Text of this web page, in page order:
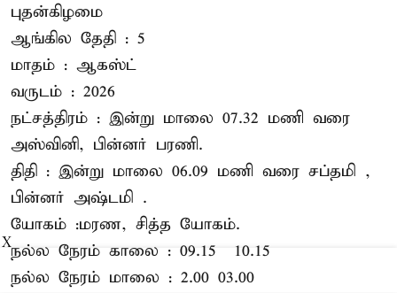
புதன்கிழமை
ஆங்கில தேதி : 5
மாதம் : ஆகஸ்ட்
வருடம் : 2026
நட்சத்திரம் : இன்று மாலை 07.32 மணி வரை
அஸ்வினி, பின்னர் பரணி.
திதி : இன்று மாலை 06.09 மணி வரை சப்தமி ,
பின்னர் அஷ்டமி .
யோகம் :மரண, சித்த யோகம்.
நல்ல நேரம் காலை : 09.15 – 10.15
நல்ல நேரம் மாலை : 2.00– 03.00
X